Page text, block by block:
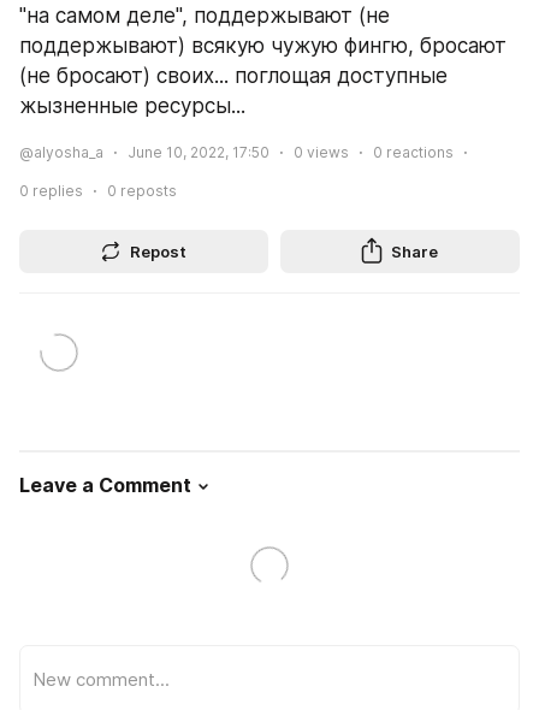
"на самом деле", поддержывают (не
поддержывают) всякую чужую фингю, бросают
(не бросают) своих... поглощая доступные
жызненные ресурсы...
@alyosha_a June 10, 2022, 17:50 0 views 0 reactions
0 replies 0 reposts
Repost Share
Leave a Comment